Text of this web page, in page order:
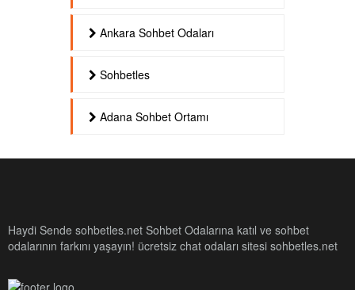
Ankara Sohbet Odaları
Sohbetles
Adana Sohbet Ortamı
Haydi Sende sohbetles.net Sohbet Odalarına katıl ve sohbet
odalarının farkını yaşayın! ücretsiz chat odaları sitesi sohbetles.net